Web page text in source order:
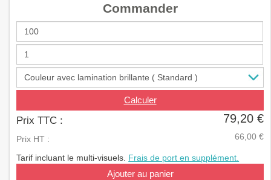
g
t
o
Commander
Calculer
Prix TTC : 79,20 €
Prix HT : 66,00 €
Tarif incluant le multi-visuels. Frais de port en supplément.
Ajouter au panier